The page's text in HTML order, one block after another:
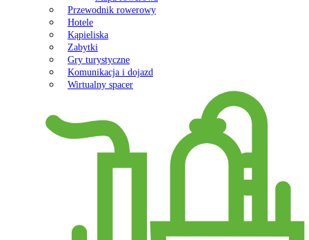
Przewodnik rowerowy
Hotele
Kąpieliska
Zabytki
Gry turystyczne
Komunikacja i dojazd
Wirtualny spacer